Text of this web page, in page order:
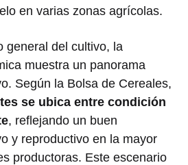
en varias zonas agrícolas.
general del cultivo, la
muestra un panorama
Según la Bolsa de Cereales,
se ubica entre condición
, reflejando un buen
y reproductivo en la mayor
productoras. Este escenario